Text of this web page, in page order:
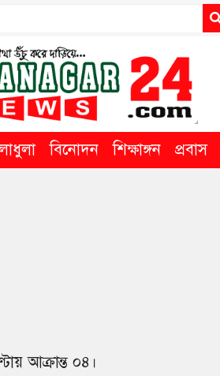
বিনোদন শিক্ষাঙ্গন প্রবাস
আক্রান্ত ০৪।